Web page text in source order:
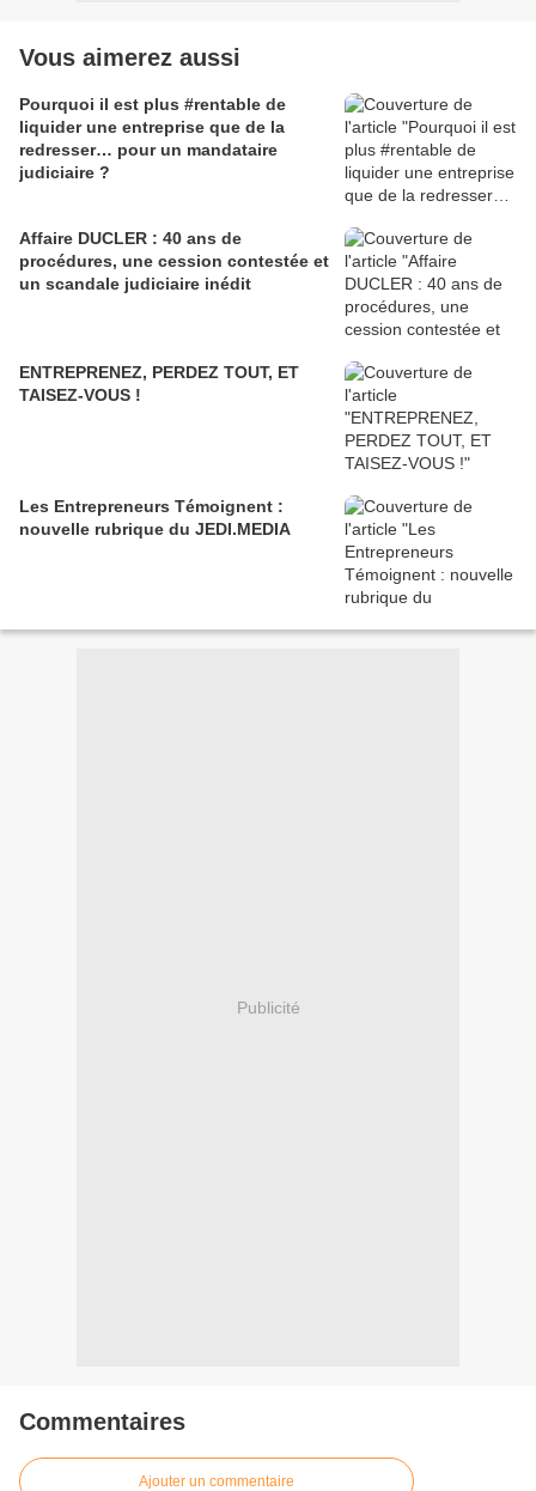
Vous aimerez aussi
Pourquoi il est plus #rentable de
liquider une entreprise que de la
redresser… pour un mandataire
judiciaire ?
Affaire DUCLER : 40 ans de
procédures, une cession contestée et
un scandale judiciaire inédit
ENTREPRENEZ, PERDEZ TOUT, ET
TAISEZ-VOUS !
Les Entrepreneurs Témoignent :
nouvelle rubrique du JEDI.MEDIA
Publicité
Commentaires
Ajouter un commentaire